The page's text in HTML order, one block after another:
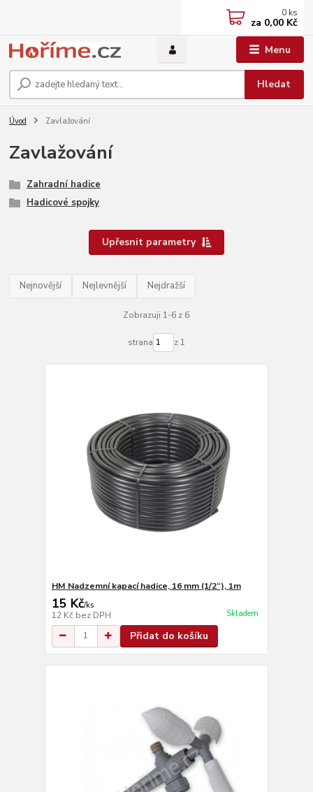
Menu
Hledat
0 ks
za 0,00 Kč
Úvod Zavlažování
Zavlažování
Zahradní hadice
Hadicové spojky
Upřesnit parametry
Nejnovější Nejlevnější Nejdražší
Zobrazuji 1-6 z 6
strana z 1
HM Nadzemní kapací hadice, 16 mm (1/2“), 1m
15 Kč/ks
12 Kč bez DPH Skladem
Přidat do košíku